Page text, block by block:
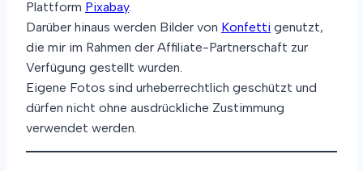
Plattform Pixabay.
Darüber hinaus werden Bilder von Konfetti genutzt,
die mir im Rahmen der Affiliate-Partnerschaft zur
Verfügung gestellt wurden.
Eigene Fotos sind urheberrechtlich geschützt und
dürfen nicht ohne ausdrückliche Zustimmung
verwendet werden.